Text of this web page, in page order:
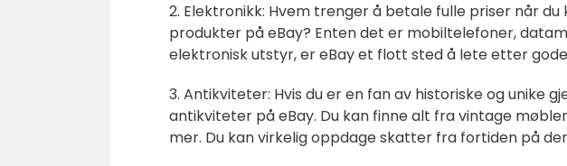
2. Elektronikk: Hvem trenger å betale fulle priser når
produkter på eBay? Enten det er mobiltelefoner,
elektronisk utstyr, er eBay et flott sted å lete etter
3. Antikviteter: Hvis du er en fan av historiske og unike
antikviteter på eBay. Du kan finne alt fra vintage
mer. Du kan virkelig oppdage skatter fra fortiden på